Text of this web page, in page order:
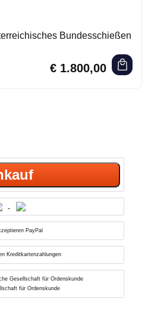
Bundesschießen
€ 1.800,00